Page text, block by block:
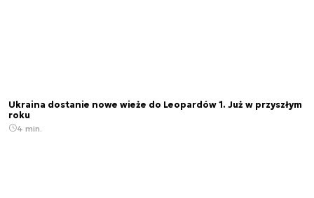
Ukraina dostanie nowe wieże do Leopardów 1. Już w przyszłym
roku
4 min.